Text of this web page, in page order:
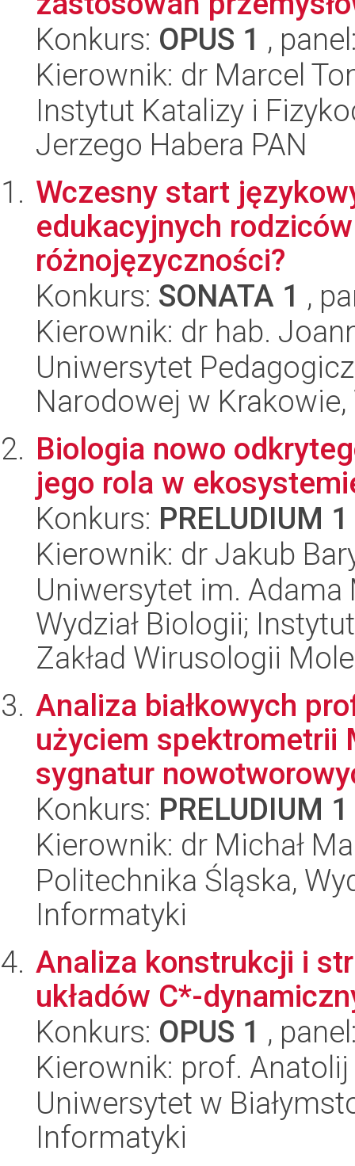
Konkurs: OPUS 1 ,
Kierownik: dr Marcel
Instytut Katalizy i
Jerzego Habera PAN
Wczesny start
edukacyjnych
różnojęzyczności?
Konkurs: SONATA 1 ,
Kierownik: dr hab.
Uniwersytet
Narodowej w Krakowie,
Biologia nowo
jego rola w
Konkurs: PRELUDIUM 1
Kierownik: dr Jakub
Uniwersytet im.
Wydział Biologii;
Zakład Wirusologii
Analiza białkowych
użyciem spektrometrii
sygnatur
Konkurs: PRELUDIUM 1
Kierownik: dr Michał
Politechnika Śląska,
Informatyki
Analiza konstrukcji i
układów C*-
Konkurs: OPUS 1 ,
Kierownik: prof.
Uniwersytet w
Informatyki